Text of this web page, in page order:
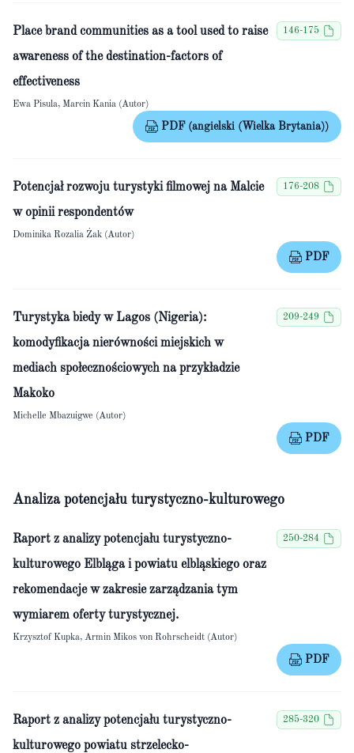
Place brand communities as a tool used to raise
awareness of the destination-factors of
effectiveness
146-175
Ewa Pisula, Marcin Kania (Autor)
PDF (angielski (Wielka Brytania))
Potencjał rozwoju turystyki filmowej na Malcie
w opinii respondentów
176-208
Dominika Rozalia Żak (Autor)
PDF
Turystyka biedy w Lagos (Nigeria):
komodyfikacja nierówności miejskich w
mediach społecznościowych na przykładzie
Makoko
209-249
Michelle Mbazuigwe (Autor)
PDF
Analiza potencjału turystyczno-kulturowego
Raport z analizy potencjału turystyczno-
kulturowego Elbląga i powiatu elbląskiego oraz
rekomendacje w zakresie zarządzania tym
wymiarem oferty turystycznej.
250-284
Krzysztof Kupka, Armin Mikos von Rohrscheidt (Autor)
PDF
Raport z analizy potencjału turystyczno-
kulturowego powiatu strzelecko-
285-320